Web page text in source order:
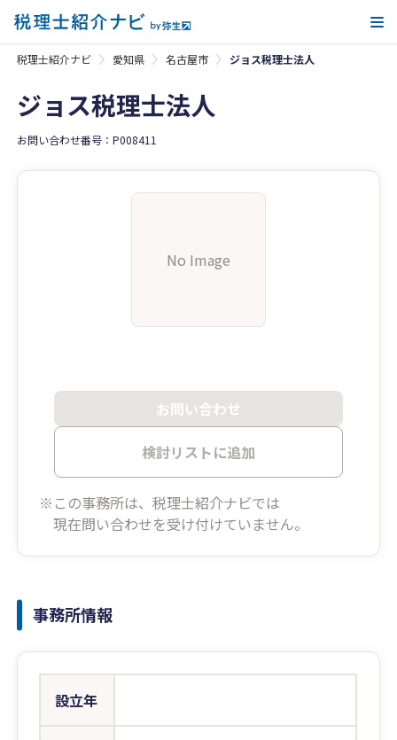
税理士紹介ナビ 愛知県 名古屋市 ジョス税理士法人
ジョス税理士法人
お問い合わせ番号：P008411
No Image
お問い合わせ
検討リストに追加
※この事務所は、税理士紹介ナビでは
現在問い合わせを受け付けていません。
事務所情報
設立年